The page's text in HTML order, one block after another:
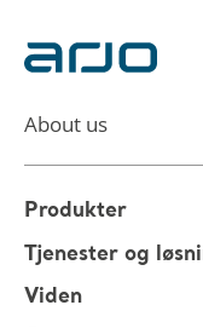
About us
Produkter
Tjenester og
Viden